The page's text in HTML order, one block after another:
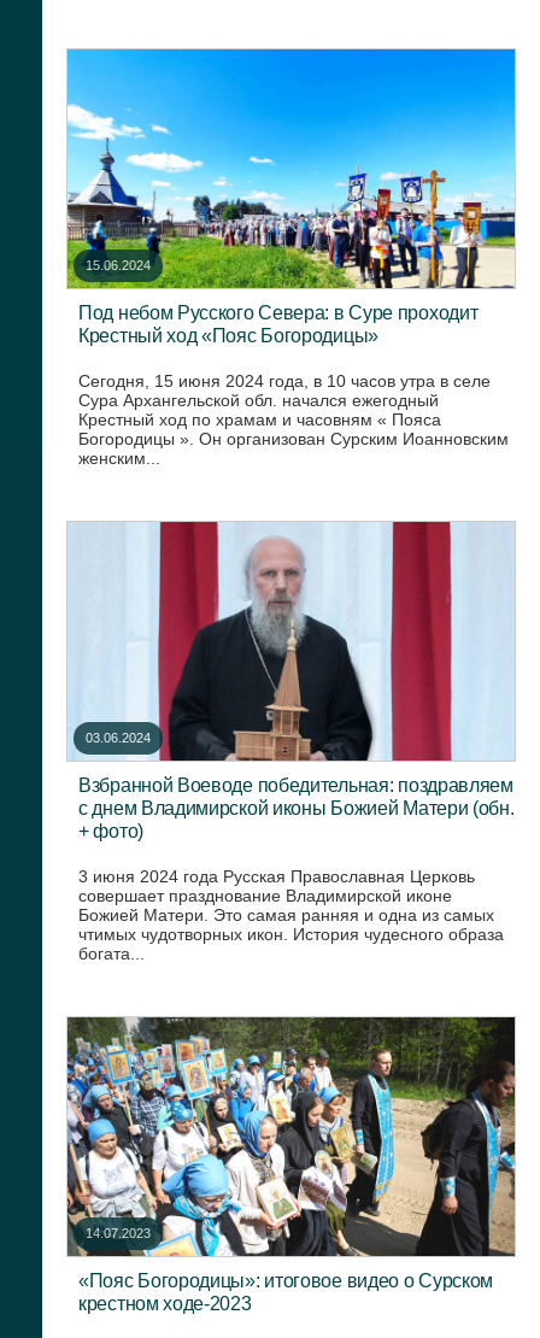
15.06.2024
Под небом Русского Севера: в Суре проходит
Крестный ход «Пояс Богородицы»
Сегодня, 15 июня 2024 года, в 10 часов утра в селе
Сура Архангельской обл. начался ежегодный
Крестный ход по храмам и часовням « Пояса
Богородицы ». Он организован Сурским Иоанновским
женским...
03.06.2024
Взбранной Воеводе победительная: поздравляем
с днем Владимирской иконы Божией Матери (обн.
+ фото)
3 июня 2024 года Русская Православная Церковь
совершает празднование Владимирской иконе
Божией Матери. Это самая ранняя и одна из самых
чтимых чудотворных икон. История чудесного образа
богата...
14.07.2023
«Пояс Богородицы»: итоговое видео о Сурском
крестном ходе-2023